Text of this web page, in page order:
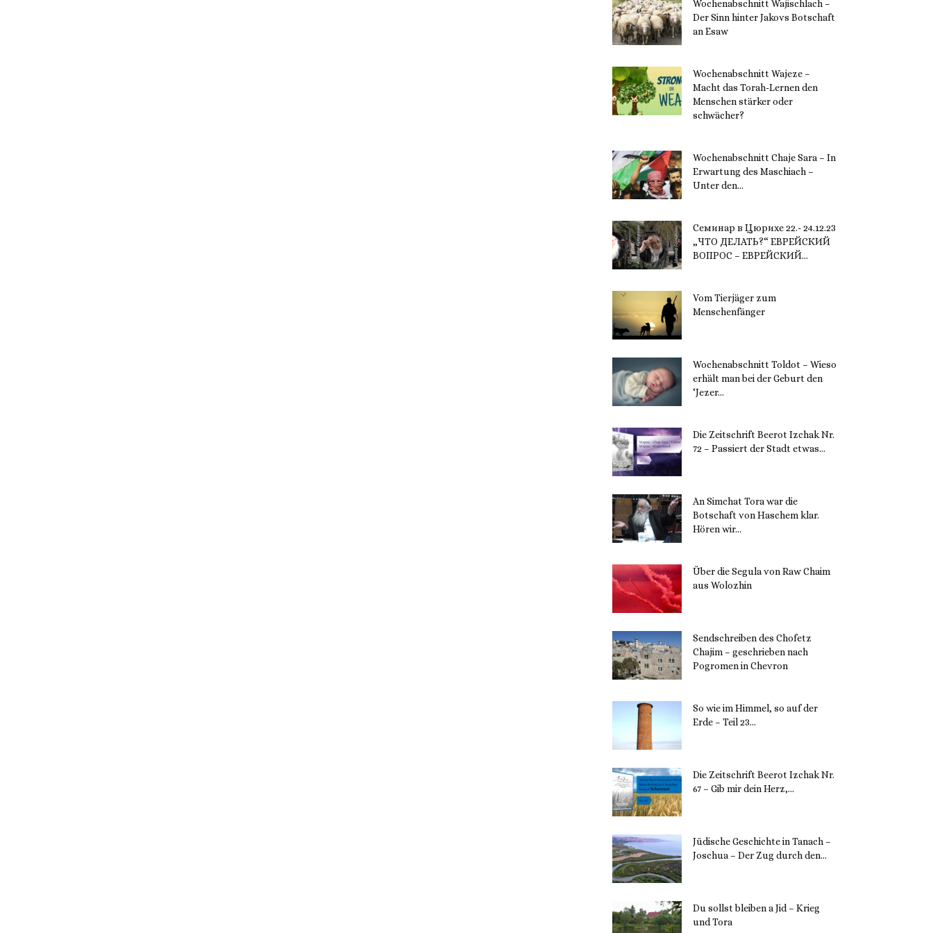
Wochenabschnitt Wajischlach –
Der Sinn hinter Jakovs Botschaft
an Esaw
Wochenabschnitt Wajeze –
Macht das Torah-Lernen den
Menschen stärker oder
schwächer?
Wochenabschnitt Chaje Sara – In
Erwartung des Maschiach –
Unter den...
Семинар в Цюрихе 22.- 24.12.23
„ЧТО ДЕЛАТЬ?“ ЕВРЕЙСКИЙ
ВОПРОС – ЕВРЕЙСКИЙ...
Vom Tierjäger zum
Menschenfänger
Wochenabschnitt Toldot – Wieso
erhält man bei der Geburt den
‘Jezer...
Die Zeitschrift Beerot Izchak Nr.
72 – Passiert der Stadt etwas...
An Simchat Tora war die
Botschaft von Haschem klar.
Hören wir...
Über die Segula von Raw Chaim
aus Wolozhin
Sendschreiben des Chofetz
Chajim – geschrieben nach
Pogromen in Chevron
So wie im Himmel, so auf der
Erde – Teil 23...
Die Zeitschrift Beerot Izchak Nr.
67 – Gib mir dein Herz,...
Jüdische Geschichte in Tanach –
Joschua – Der Zug durch den...
Du sollst bleiben a Jid – Krieg
und Tora